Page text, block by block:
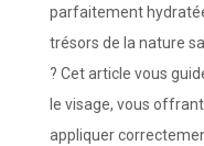
parfaitement
trésors de la nature
? Cet article vous
le visage, vous
appliquer